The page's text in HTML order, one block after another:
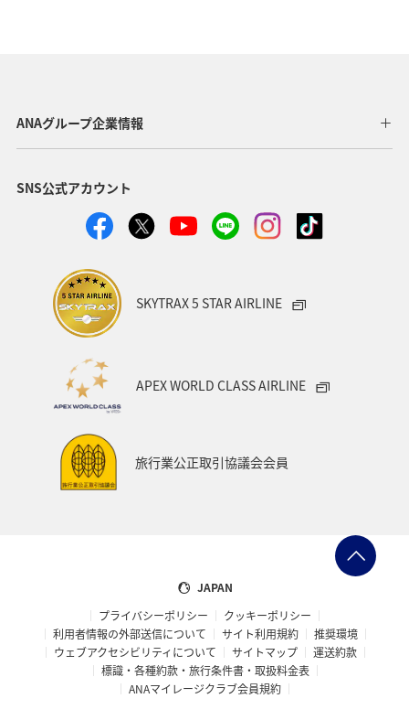
ANAグループ企業情報
SNS公式アカウント
SKYTRAX 5 STAR AIRLINE
APEX WORLD CLASS AIRLINE
旅行業公正取引協議会会員
JAPAN
プライバシーポリシー
クッキーポリシー
利用者情報の外部送信について
サイト利用規約
推奨環境
ウェブアクセシビリティについて
サイトマップ
運送約款
標識・各種約款・旅行条件書・取扱料金表
ANAマイレージクラブ会員規約